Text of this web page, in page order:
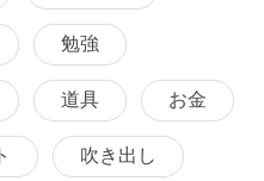
勉強
道具 お金
吹き出し